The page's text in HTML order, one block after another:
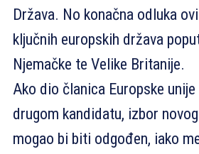
Država. No konačna odluka
ključnih europskih država
Njemačke te Velike Britanije.
Ako dio članica Europske
drugom kandidatu, izbor
mogao bi biti odgođen, iako